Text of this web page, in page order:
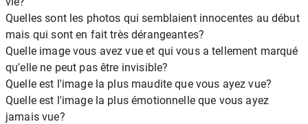
Quelles sont les photos qui semblaient innocentes au début
mais qui sont en fait très dérangeantes?
Quelle image vous avez vue et qui vous a tellement marqué
qu'elle ne peut pas être invisible?
Quelle est l'image la plus maudite que vous ayez vue?
Quelle est l'image la plus émotionnelle que vous ayez
jamais vue?